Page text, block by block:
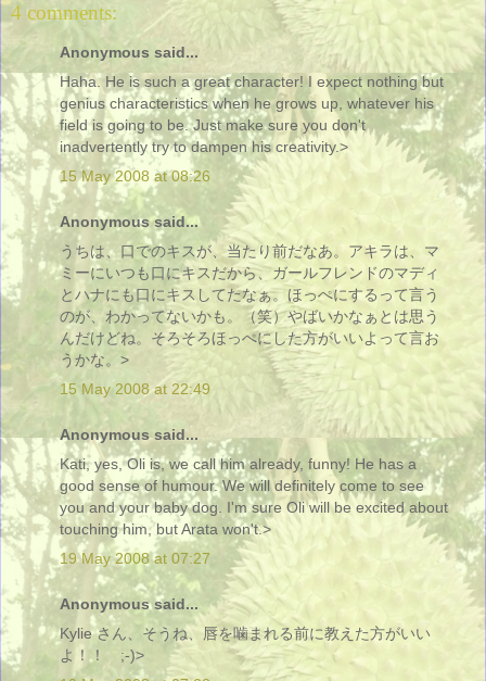
4 comments:
Anonymous said...
Haha. He is such a great character! I expect nothing but
genius characteristics when he grows up, whatever his
field is going to be. Just make sure you don't
inadvertently try to dampen his creativity.>
15 May 2008 at 08:26
Anonymous said...
うちは、口でのキスが、当たり前だなあ。アキラは、マ
ミーにいつも口にキスだから、ガールフレンドのマディ
とハナにも口にキスしてたなぁ。ほっぺにするって言う
のが、わかってないかも。（笑）やばいかなぁとは思う
んだけどね。そろそろほっぺにした方がいいよって言お
うかな。>
15 May 2008 at 22:49
Anonymous said...
Kati, yes, Oli is, we call him already, funny! He has a
good sense of humour. We will definitely come to see
you and your baby dog. I'm sure Oli will be excited about
touching him, but Arata won't.>
19 May 2008 at 07:27
Anonymous said...
Kylie さん、そうね、唇を噛まれる前に教えた方がいい
よ！！ ;-)>